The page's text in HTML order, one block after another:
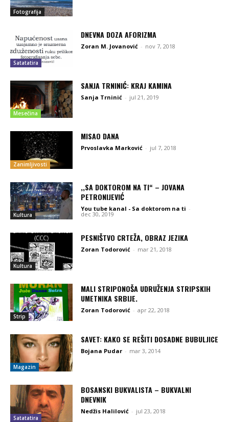
Fotografija
Satatatira
DNEVNA DOZA AFORIZMA
Zoran M. Jovanović - nov 7, 2018
Mesečina
SANJA TRNINIĆ: KRAJ KAMINA
Sanja Trninić - jul 21, 2019
Zanimljivosti
MISAO DANA
Prvoslavka Marković - jul 7, 2018
Kultura
,,SA DOKTOROM NA TI“ – JOVANA
PETRONIJEVIĆ
You tube kanal - Sa doktorom na ti -
dec 30, 2019
Kultura
PESNIŠTVO CRTEŽA, OBRAZ JEZIKA
Zoran Todorović - mar 21, 2018
Strip
MALI STRIPONOŠA UDRUŽENJA STRIPSKIH
UMETNIKA SRBIJE.
Zoran Todorović - apr 22, 2018
Magazin
SAVET: KAKO SE REŠITI DOSADNE BUBULJICE
Bojana Pudar - mar 3, 2014
Satatatira
BOSANSKI BUKVALISTA – BUKVALNI
DNEVNIK
Nedžis Halilović - jul 23, 2018